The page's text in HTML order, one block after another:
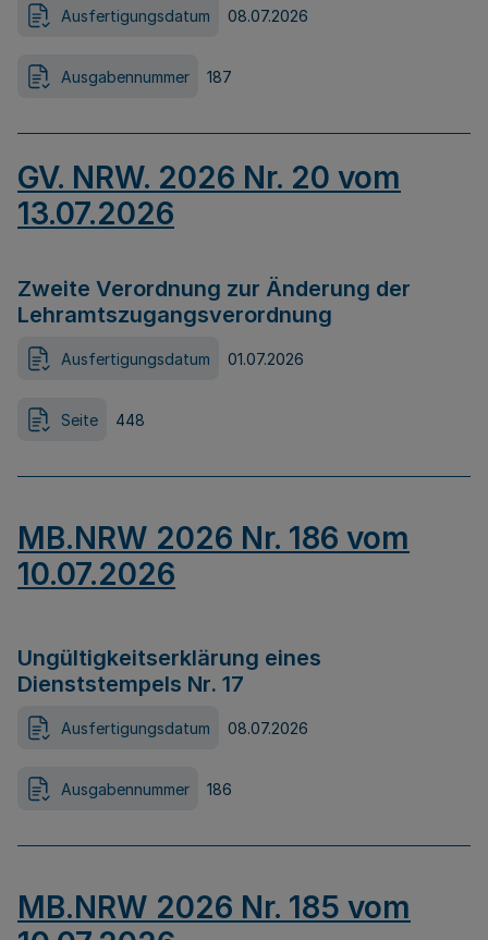
Ausfertigungsdatum 08.07.2026
Ausgabennummer 187
GV. NRW. 2026 Nr. 20 vom
13.07.2026
Zweite Verordnung zur Änderung der
Lehramtszugangsverordnung
Ausfertigungsdatum 01.07.2026
Seite 448
MB.NRW 2026 Nr. 186 vom
10.07.2026
Ungültigkeitserklärung eines
Dienststempels Nr. 17
Ausfertigungsdatum 08.07.2026
Ausgabennummer 186
MB.NRW 2026 Nr. 185 vom